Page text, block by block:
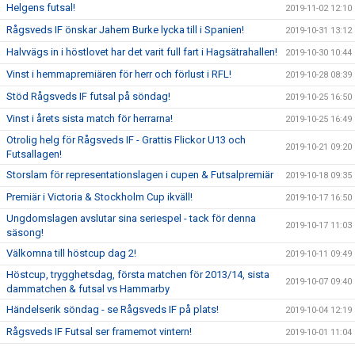
Helgens futsal! 2019-11-02 12:10
Rågsveds IF önskar Jahem Burke lycka till i Spanien! 2019-10-31 13:12
Halvvägs in i höstlovet har det varit full fart i Hagsätrahallen! 2019-10-30 10:44
Vinst i hemmapremiären för herr och förlust i RFL! 2019-10-28 08:39
Stöd Rågsveds IF futsal på söndag! 2019-10-25 16:50
Vinst i årets sista match för herrarna! 2019-10-25 16:49
Otrolig helg för Rågsveds IF - Grattis Flickor U13 och
Futsallagen!
2019-10-21 09:20
Storslam för representationslagen i cupen & Futsalpremiär 2019-10-18 09:35
Premiär i Victoria & Stockholm Cup ikväll! 2019-10-17 16:50
Ungdomslagen avslutar sina seriespel - tack för denna
säsong!
2019-10-17 11:03
Välkomna till höstcup dag 2! 2019-10-11 09:49
Höstcup, trygghetsdag, första matchen för 2013/14, sista
dammatchen & futsal vs Hammarby
2019-10-07 09:40
Händelserik söndag - se Rågsveds IF på plats! 2019-10-04 12:19
Rågsveds IF Futsal ser framemot vintern! 2019-10-01 11:04